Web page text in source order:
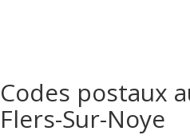
Codes postaux
Flers-Sur-Noye